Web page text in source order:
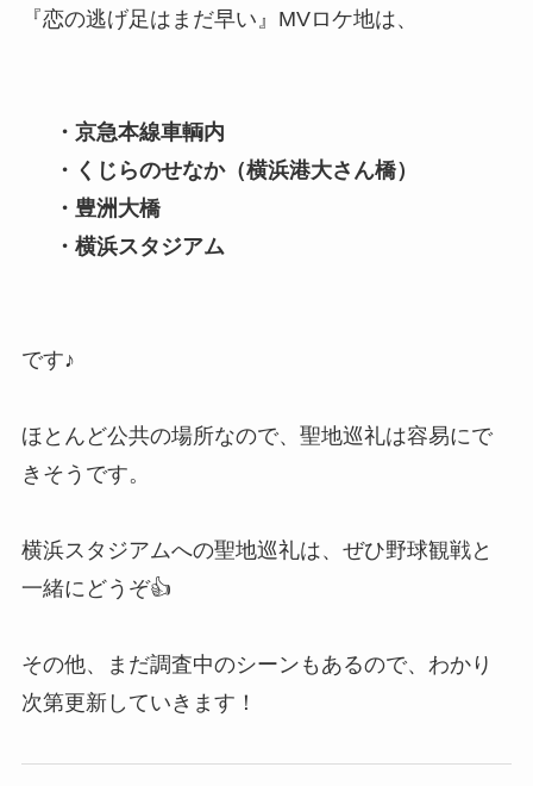
『恋の逃げ足はまだ早い』MVロケ地は、
・京急本線車輌内
・くじらのせなか（横浜港大さん橋）
・豊洲大橋
・横浜スタジアム
です♪
ほとんど公共の場所なので、聖地巡礼は容易にで
きそうです。
横浜スタジアムへの聖地巡礼は、ぜひ野球観戦と
一緒にどうぞ👍
その他、まだ調査中のシーンもあるので、わかり
次第更新していきます！